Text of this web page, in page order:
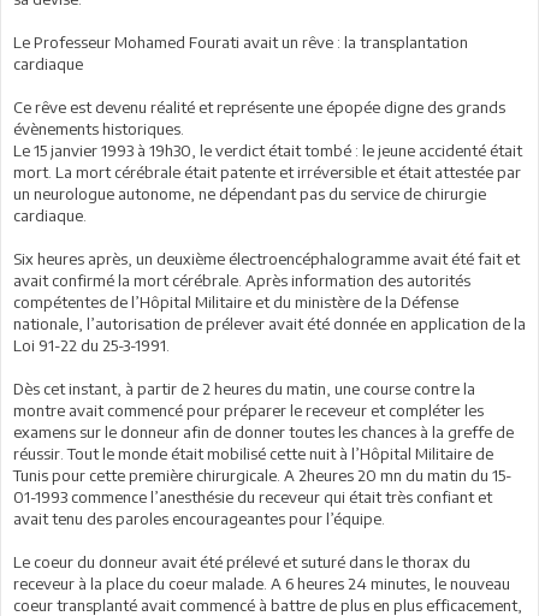
Le Professeur Mohamed Fourati avait un rêve : la transplantation
cardiaque
Ce rêve est devenu réalité et représente une épopée digne des grands
évènements historiques.
Le 15 janvier 1993 à 19h30, le verdict était tombé : le jeune accidenté était
mort. La mort cérébrale était patente et irréversible et était attestée par
un neurologue autonome, ne dépendant pas du service de chirurgie
cardiaque.
Six heures après, un deuxième électroencéphalogramme avait été fait et
avait confirmé la mort cérébrale. Après information des autorités
compétentes de l’Hôpital Militaire et du ministère de la Défense
nationale, l’autorisation de prélever avait été donnée en application de la
Loi 91-22 du 25-3-1991.
Dès cet instant, à partir de 2 heures du matin, une course contre la
montre avait commencé pour préparer le receveur et compléter les
examens sur le donneur afin de donner toutes les chances à la greffe de
réussir. Tout le monde était mobilisé cette nuit à l’Hôpital Militaire de
Tunis pour cette première chirurgicale. A 2heures 20 mn du matin du 15-
01-1993 commence l’anesthésie du receveur qui était très confiant et
avait tenu des paroles encourageantes pour l’équipe.
Le coeur du donneur avait été prélevé et suturé dans le thorax du
receveur à la place du coeur malade. A 6 heures 24 minutes, le nouveau
coeur transplanté avait commencé à battre de plus en plus efficacement,